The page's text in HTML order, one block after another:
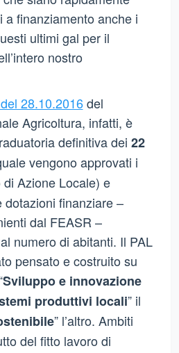
a finanziamento anche i
ultimi gal per il
nostro
28.10.2016del
Agricoltura, infatti, è
definitiva dei 22
vengono approvati i
di Azione Locale) e
finanziare –
dal FEASR –
numero di abitanti. Il PAL
pensato e costruito su
Sviluppo e innovazione
produttivi locali” il
” l’altro. Ambiti
del fitto lavoro di